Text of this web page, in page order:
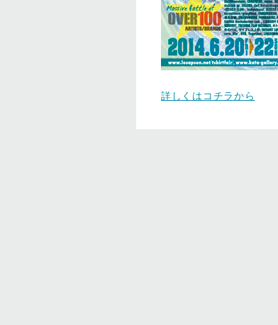
詳しくはコチラから